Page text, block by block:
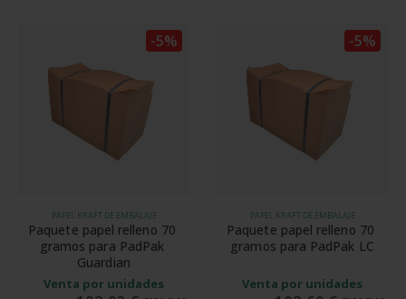
PAPEL KRAFT DE EMBALAJE
Paquete papel relleno 70
gramos para PadPak
Guardian
Venta por unidades
-5%
PAPEL KRAFT DE EMBALAJE
Paquete papel relleno 70
gramos para PadPak LC
Venta por unidades
-5%